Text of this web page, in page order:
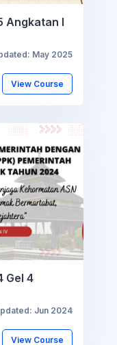
Angkatan I
May 2025
View Course
Gel 4
Jun 2024
View Course